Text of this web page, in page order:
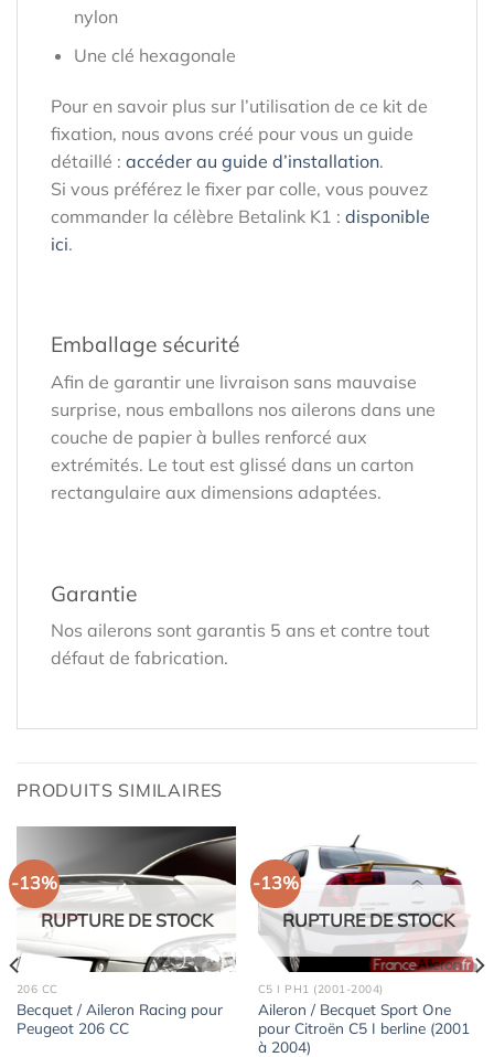
nylon
Une clé hexagonale
Pour en savoir plus sur l’utilisation de ce kit de
fixation, nous avons créé pour vous un guide
détaillé : accéder au guide d’installation.
Si vous préférez le fixer par colle, vous pouvez
commander la célèbre Betalink K1 : disponible
ici.
Emballage sécurité
Afin de garantir une livraison sans mauvaise
surprise, nous emballons nos ailerons dans une
couche de papier à bulles renforcé aux
extrémités. Le tout est glissé dans un carton
rectangulaire aux dimensions adaptées.
Garantie
Nos ailerons sont garantis 5 ans et contre tout
défaut de fabrication.
PRODUITS SIMILAIRES
-13%
RUPTURE DE STOCK
206 CC
Becquet / Aileron Racing pour
Peugeot 206 CC
-13%
RUPTURE DE STOCK
C5 I PH1 (2001-2004)
Aileron / Becquet Sport One
pour Citroën C5 I berline (2001
à 2004)